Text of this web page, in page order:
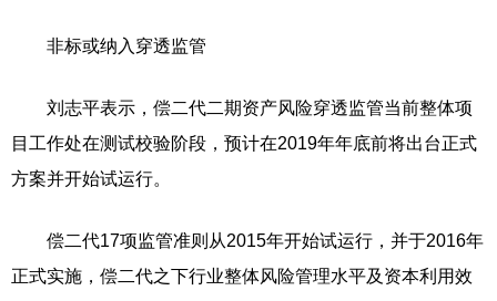
非标或纳入穿透监管
刘志平表示，偿二代二期资产风险穿透监管当前整体项
目工作处在测试校验阶段，预计在2019年年底前将出台正式
方案并开始试运行。
偿二代17项监管准则从2015年开始试运行，并于2016年
正式实施，偿二代之下行业整体风险管理水平及资本利用效